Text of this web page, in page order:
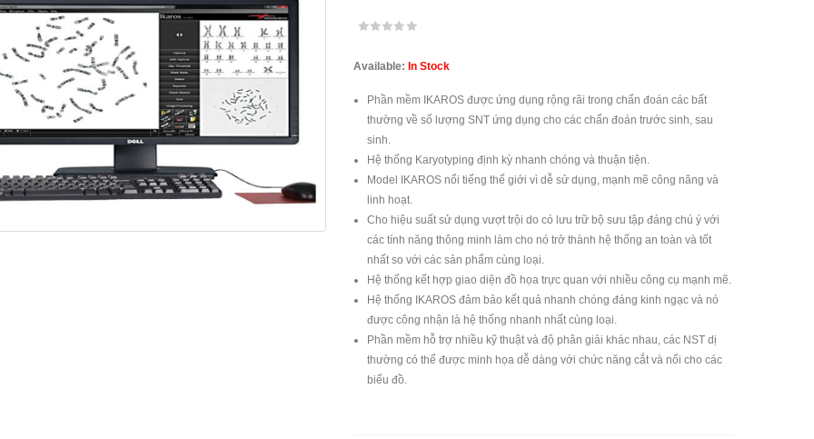
Available: In Stock
Phần mềm IKAROS được ứng dụng rộng rãi trong chẩn đoán các bất
thường về số lượng SNT ứng dụng cho các chẩn đoán trước sinh, sau
sinh.
Hệ thống Karyotyping định kỳ nhanh chóng và thuận tiện.
Model IKAROS nổi tiếng thế giới vì dễ sử dụng, mạnh mẽ công năng và
linh hoạt.
Cho hiệu suất sử dụng vượt trội do có lưu trữ bộ sưu tập đáng chú ý với
các tính năng thông minh làm cho nó trở thành hệ thống an toàn và tốt
nhất so với các sản phẩm cùng loại.
Hệ thống kết hợp giao diện đồ họa trực quan với nhiều công cụ mạnh mẽ.
Hệ thống IKAROS đảm bảo kết quả nhanh chóng đáng kinh ngạc và nó
được công nhận là hệ thống nhanh nhất cùng loại.
Phần mềm hỗ trợ nhiều kỹ thuật và độ phân giải khác nhau, các NST dị
thường có thể được minh họa dễ dàng với chức năng cắt và nối cho các
biểu đồ.